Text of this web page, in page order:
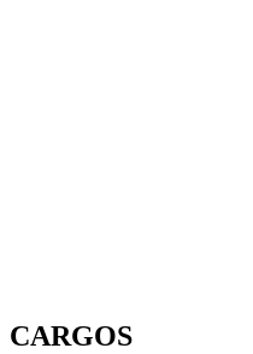
CARGOS